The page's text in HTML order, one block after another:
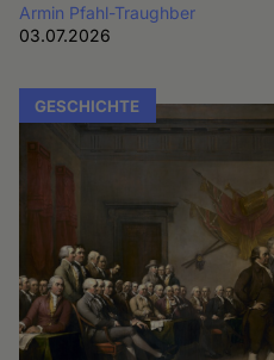
Armin Pfahl-Traughber
03.07.2026
GESCHICHTE